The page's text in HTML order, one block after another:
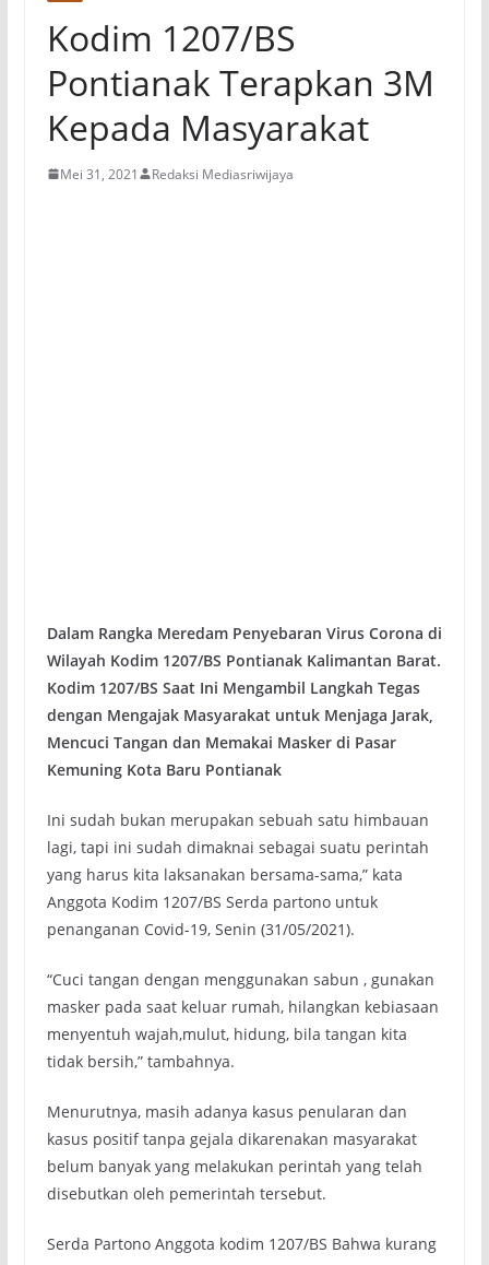
Kodim 1207/BS
Pontianak Terapkan 3M
Kepada Masyarakat
Mei 31, 2021 Redaksi Mediasriwijaya
Dalam Rangka Meredam Penyebaran Virus Corona di
Wilayah Kodim 1207/BS Pontianak Kalimantan Barat.
Kodim 1207/BS Saat Ini Mengambil Langkah Tegas
dengan Mengajak Masyarakat untuk Menjaga Jarak,
Mencuci Tangan dan Memakai Masker di Pasar
Kemuning Kota Baru Pontianak
Ini sudah bukan merupakan sebuah satu himbauan
lagi, tapi ini sudah dimaknai sebagai suatu perintah
yang harus kita laksanakan bersama-sama,” kata
Anggota Kodim 1207/BS Serda partono untuk
penanganan Covid-19, Senin (31/05/2021).
“Cuci tangan dengan menggunakan sabun , gunakan
masker pada saat keluar rumah, hilangkan kebiasaan
menyentuh wajah,mulut, hidung, bila tangan kita
tidak bersih,” tambahnya.
Menurutnya, masih adanya kasus penularan dan
kasus positif tanpa gejala dikarenakan masyarakat
belum banyak yang melakukan perintah yang telah
disebutkan oleh pemerintah tersebut.
Serda Partono Anggota kodim 1207/BS Bahwa kurang